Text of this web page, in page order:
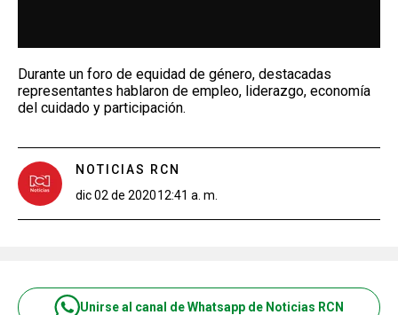
Durante un foro de equidad de género, destacadas
representantes hablaron de empleo, liderazgo, economía
del cuidado y participación.
NOTICIAS RCN
dic 02 de 202012:41 a. m.
Unirse al canal de Whatsapp de Noticias RCN